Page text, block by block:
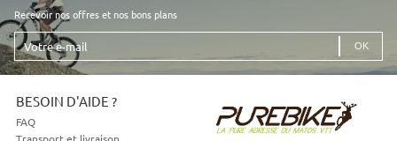
Recevoir nos offres et nos bons plans
Votre
e-
mail
BESOIN D'AIDE ?
FAQ
Transport et livraison